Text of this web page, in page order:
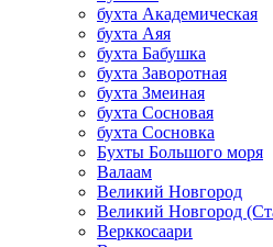
бухта Академическая
бухта Аяя
бухта Бабушка
бухта Заворотная
бухта Змеиная
бухта Сосновая
бухта Сосновка
Бухты Большого моря
Валаам
Великий Новгород
Великий Новгород
Верккосаари